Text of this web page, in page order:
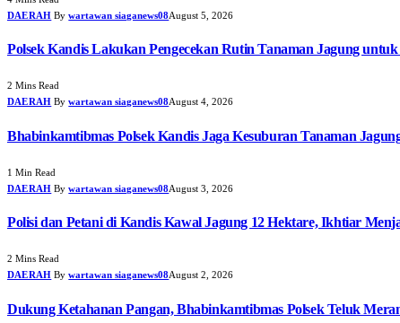
DAERAH By wartawan siaganews08August 5, 2026
Polsek Kandis Lakukan Pengecekan Rutin Tanaman Jagung
2 Mins Read
DAERAH By wartawan siaganews08August 4, 2026
Bhabinkamtibmas Polsek Kandis Jaga Kesuburan Tanaman
1 Min Read
DAERAH By wartawan siaganews08August 3, 2026
Polisi dan Petani di Kandis Kawal Jagung 12 Hektare, Ikhtiar
2 Mins Read
DAERAH By wartawan siaganews08August 2, 2026
Dukung Ketahanan Pangan, Bhabinkamtibmas Polsek Teluk